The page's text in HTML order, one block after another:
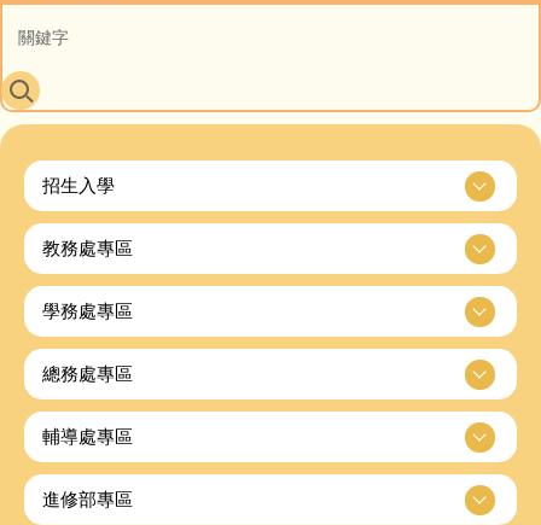
招生入學
教務處專區
學務處專區
總務處專區
輔導處專區
進修部專區